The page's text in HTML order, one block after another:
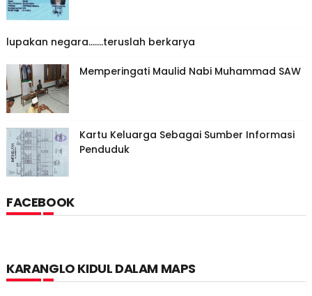
lupakan negara.......teruslah berkarya
Memperingati Maulid Nabi Muhammad SAW
Kartu Keluarga Sebagai Sumber Informasi
Penduduk
FACEBOOK
KARANGLO KIDUL DALAM MAPS